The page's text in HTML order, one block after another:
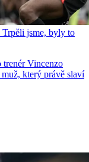
Trpěli jsme, byly to
Vincenzo
který právě slaví